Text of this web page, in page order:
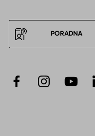
PORADNA